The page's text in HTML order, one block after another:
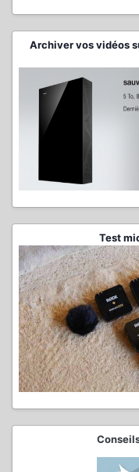
Archiver vos vidéos
Test